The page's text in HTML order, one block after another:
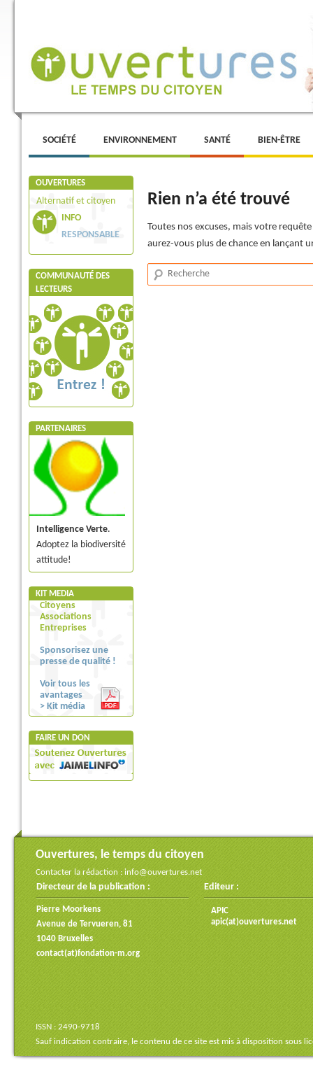
Menu principal
ALLER AU CONTENU PRINCIPAL
ALLER AU CONTENU SECONDAIRE
SOCIÉTÉ ENVIRONNEMENT SANTÉ BIEN-ÊTRE
OUVERTURES
Alternatif et citoyen
INFO
RESPONSABLE
COMMUNAUTÉ DES
LECTEURS
PARTENAIRES
Intelligence Verte.
Adoptez la biodiversité
attitude!
KIT MEDIA
Citoyens
Associations
Entreprises
Sponsorisez une
presse de qualité !
Voir tous les
avantages
> Kit média
FAIRE UN DON
Rien n’a été trouvé
Toutes nos excuses, mais votre
aurez-vous plus de chance en lançant
Recherche
Ouvertures, le temps du citoyen
Contacter la rédaction : info@ouvertures.net
Directeur de la publication :
Pierre Moorkens
Avenue de Tervueren, 81
1040 Bruxelles
contact(at)fondation-m.org
Editeur :
APIC
apic(at)ouvertures.net
ISSN : 2490-9718
Sauf indication contraire, le contenu de ce site est mis à disposition sous